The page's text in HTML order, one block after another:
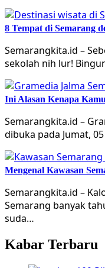
8 Tempat di Semarang
Semarangkita.id –
sekolah nih lur!
Ini Alasan Kenapa
Semarangkita.id –
dibuka pada Jumat,
Mengenal Kawasan
Semarangkita.id –
Semarang banyak
suda…
Kabar Terbaru